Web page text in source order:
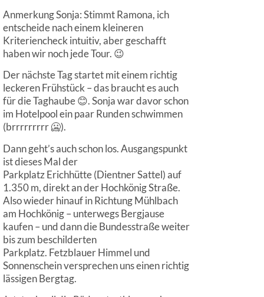
Anmerkung Sonja: Stimmt Ramona, ich
entscheide nach einem kleineren
Kriteriencheck intuitiv, aber geschafft
haben wir noch jede Tour. 😉
Der nächste Tag startet mit einem richtig
leckeren Frühstück – das braucht es auch
für die Taghaube 😊. Sonja war davor schon
im Hotelpool ein paar Runden schwimmen
(brrrrrrrrr 🥶).
Dann geht’s auch schon los. Ausgangspunkt
ist dieses Mal der
Parkplatz Erichhütte (Dientner Sattel) auf
1.350 m, direkt an der Hochkönig Straße.
Also wieder hinauf in Richtung Mühlbach
am Hochkönig – unterwegs Bergjause
kaufen – und dann die Bundesstraße weiter
bis zum beschilderten
Parkplatz. Fetzblauer Himmel und
Sonnenschein versprechen uns einen richtig
lässigen Bergtag.